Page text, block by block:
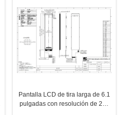
Pantalla LCD de tira larga de 6.1
pulgadas con resolución de 280